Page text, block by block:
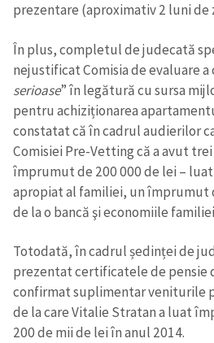
prezentare (aproximativ 2 luni de
În plus, completul de judecată
nejustificat Comisia de evaluare a
serioase” în legătură cu sursa
pentru achiziționarea
constatat că în cadrul audierilor
Comisiei Pre-Vetting că a avut
împrumut de 200 000 de lei –
apropiat al familiei, un împrumut
de la o bancă şi economiile
Totodată, în cadrul ședinței de
prezentat certificatele de pensie
confirmat suplimentar veniturile
de la care Vitalie Stratan a luat
200 de mii de lei în anul 2014.